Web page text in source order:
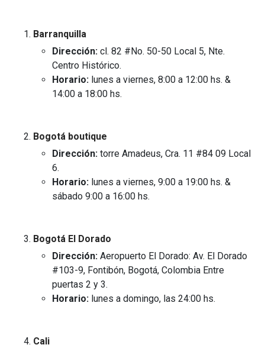
Barranquilla
Dirección: cl. 82 #No. 50-50 Local 5, Nte.
Centro Histórico.
Horario: lunes a viernes, 8:00 a 12:00 hs. &
14:00 a 18:00 hs.
Bogotá boutique
Dirección: torre Amadeus, Cra. 11 #84 09 Local
6.
Horario: lunes a viernes, 9:00 a 19:00 hs. &
sábado 9:00 a 16:00 hs.
Bogotá El Dorado
Dirección: Aeropuerto El Dorado: Av. El Dorado
#103-9, Fontibón, Bogotá, Colombia Entre
puertas 2 y 3.
Horario: lunes a domingo, las 24:00 hs.
Cali